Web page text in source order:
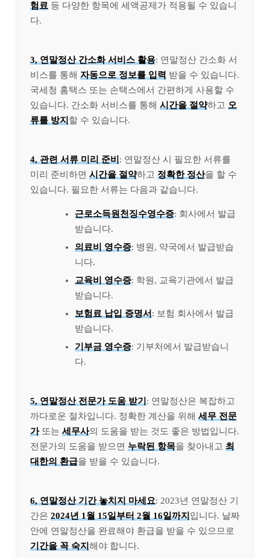
험료 등 다양한 항목에 세액공제가 적용될 수 있습니
다.
3, 연말정산 간소화 서비스 활용: 연말정산 간소화 서
비스를 통해 자동으로 정보를 입력 받을 수 있습니다.
국세청 홈택스 또는 손택스에서 간편하게 사용할 수
있습니다. 간소화 서비스를 통해 시간을 절약하고 오
류를 방지할 수 있습니다.
4, 관련 서류 미리 준비: 연말정산 시 필요한 서류를
미리 준비하면 시간을 절약하고 정확한 정산을 할 수
있습니다. 필요한 서류는 다음과 같습니다.
근로소득원천징수영수증: 회사에서 발급
받습니다.
의료비 영수증: 병원, 약국에서 발급받습
니다.
교육비 영수증: 학원, 교육기관에서 발급
받습니다.
보험료 납입 증명서: 보험 회사에서 발급
받습니다.
기부금 영수증: 기부처에서 발급받습니
다.
5, 연말정산 전문가 도움 받기: 연말정산은 복잡하고
까다로운 절차입니다. 정확한 계산을 위해 세무 전문
가또는 세무사의 도움을 받는 것도 좋은 방법입니다.
전문가의 도움을 받으면 누락된 항목을 찾아내고 최
대한의 환급을 받을 수 있습니다.
6, 연말정산 기간 놓치지 마세요: 2023년 연말정산 기
간은 2024년 1월 15일부터 2월 16일까지입니다. 날짜
안에 연말정산을 완료해야 환급을 받을 수 있으므로
기간을 꼭 숙지해야 합니다.